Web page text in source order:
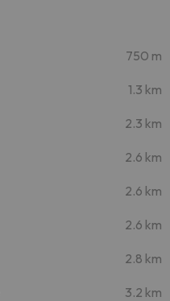
750 m
1.3 km
2.3 km
2.6 km
2.6 km
2.6 km
2.8 km
3.2 km